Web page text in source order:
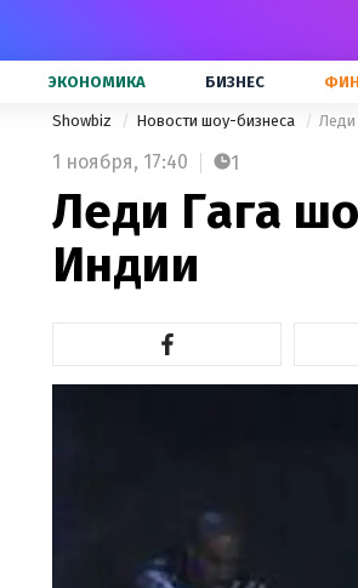
ЭКОНОМИКА БИЗНЕС
Showbiz Новости шоу-бизнеса Леди
1 ноября, 17:40 1
Леди Гага
Индии